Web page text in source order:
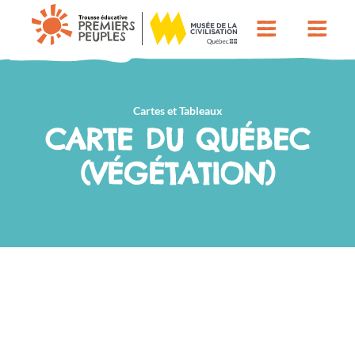
Cartes et Tableaux
CARTE DU QUÉBEC
(VÉGÉTATION)